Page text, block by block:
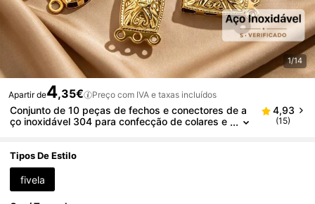
1/14
Apartir de4,35€ Preço com IVA e taxas incluídos
Conjunto de 10 peças de fechos e conectores de a
ço inoxidável 304 para confecção de colares e
4,93
(15)
Tipos De Estilo
fivela